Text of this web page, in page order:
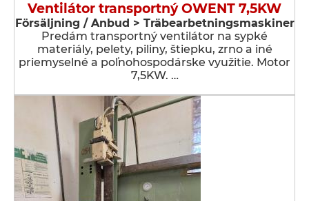
Ventilátor transportný OWENT 7,5KW
Försäljning / Anbud > Träbearbetningsmaskiner
Predám transportný ventilátor na sypké
materiály, pelety, piliny, štiepku, zrno a iné
priemyselné a poľnohospodárske využitie. Motor
7,5KW. …